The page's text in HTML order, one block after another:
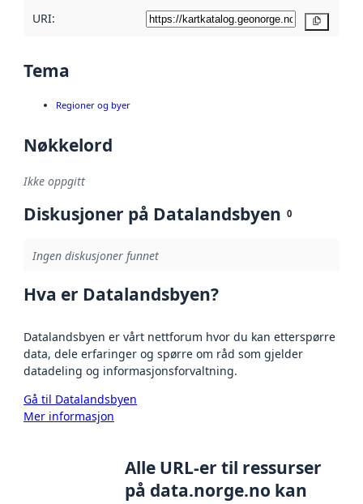
URI:
Tema
Regioner og byer
Nøkkelord
Ikke oppgitt
Diskusjoner på Datalandsbyen 0
Ingen diskusjoner funnet
Hva er Datalandsbyen?
Datalandsbyen er vårt nettforum hvor du kan etterspørre
data, dele erfaringer og spørre om råd som gjelder
datadeling og informasjonsforvaltning.
Gå til Datalandsbyen
Mer informasjon
Alle URL-er til ressurser
på data.norge.no kan